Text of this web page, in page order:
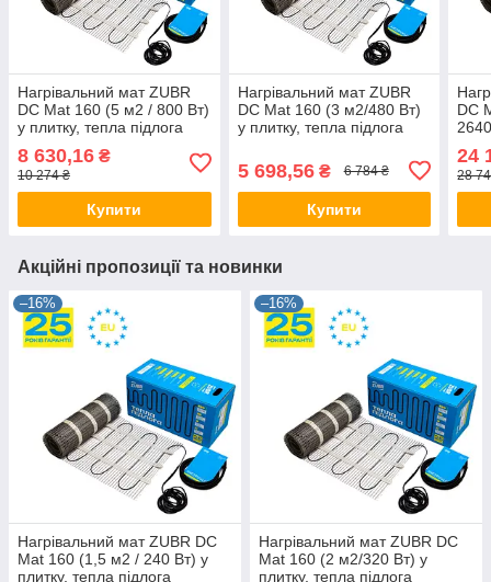
Нагрівальний мат ZUBR
DC Mat 160 (5 м2 / 800 Вт)
у плитку, тепла підлога
двожильний
8 630,16 ₴
10 274 ₴
Купити
Нагрівальний мат ZUBR
DC Mat 160 (3 м2/480 Вт)
у плитку, тепла підлога
двожильна
5 698,56₴ 6 784 ₴
Купити
DC
24
28
Акційні пропозиції та новинки
–16%
Нагрівальний мат ZUBR DC
Mat 160 (1,5 м2 / 240 Вт) у
плитку, тепла підлога
–16%
Нагрівальний мат ZUBR DC
Mat 160 (2 м2/320 Вт) у
плитку, тепла підлога